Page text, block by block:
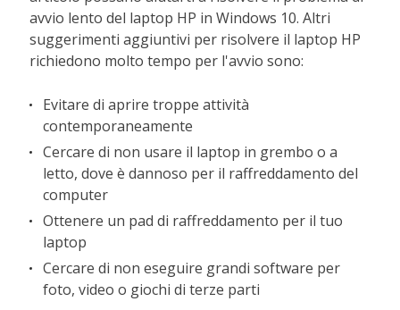
avvio lento del laptop HP in Windows 10. Altri
suggerimenti aggiuntivi per risolvere il laptop HP
richiedono molto tempo per l'avvio sono:
Evitare di aprire troppe attività
contemporaneamente
Cercare di non usare il laptop in grembo o a
letto, dove è dannoso per il raffreddamento del
computer
Ottenere un pad di raffreddamento per il tuo
laptop
Cercare di non eseguire grandi software per
foto, video o giochi di terze parti